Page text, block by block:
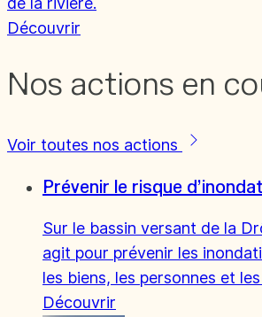
Découvrir
Nos actions en
Voir toutes nos actions
Prévenir le risque
Sur le bassin versant de la
agit pour prévenir les
les biens, les personnes et
Découvrir